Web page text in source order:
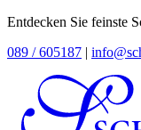
Entdecken Sie feinste
089 / 605187 |